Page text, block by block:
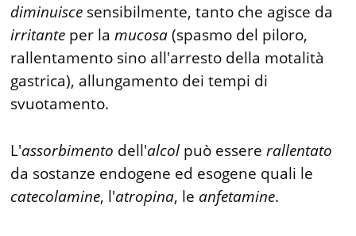
diminuisce sensibilmente, tanto che agisce da
irritante per lamucosa(spasmo del piloro,
rallentamento sino all'arresto della motalità
gastrica), allungamento dei tempi di
svuotamento.
L'assorbimento dell'alcol può essererallentato
da sostanze endogene ed esogene quali le
catecolamine, l'atropina, le anfetamine.